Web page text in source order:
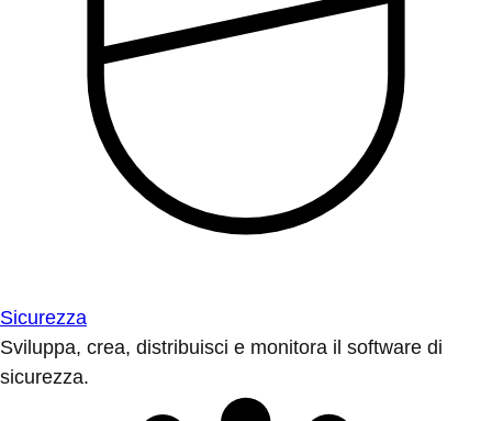
Sicurezza
Sviluppa, crea, distribuisci e monitora il software di
sicurezza.